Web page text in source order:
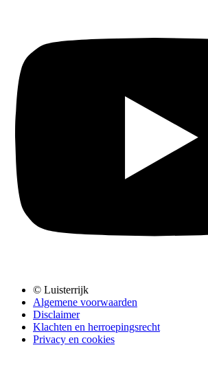
© Luisterrijk
Algemene voorwaarden
Disclaimer
Klachten en herroepingsrecht
Privacy en cookies